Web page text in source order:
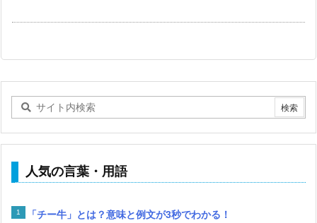
人気の言葉・用語
「チー牛」とは？意味と例文が3秒でわかる！